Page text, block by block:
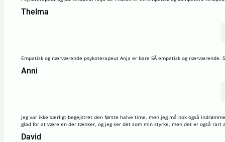
Thelma
Empatisk og nærværende psykoterapeut Anja er bare SÅ empatisk og
Anni
Jeg var ikke særligt begejstret den første halve time, men jeg må nok også
glad for at være en der tænker, og jeg ser det som min styrke, men det er også
David